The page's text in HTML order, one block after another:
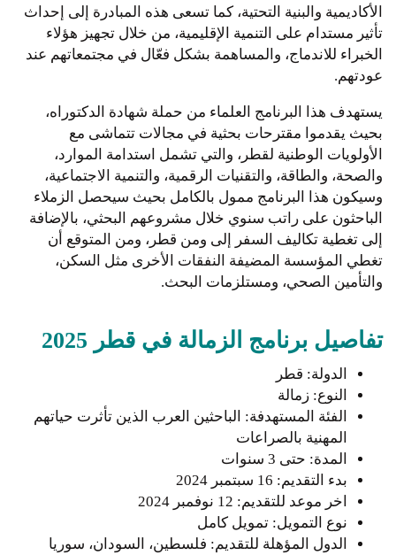
الأكاديمية والبنية التحتية، كما تسعى هذه المبادرة إلى إحداث
تأثير مستدام على التنمية الإقليمية، من خلال تجهيز هؤلاء
الخبراء للاندماج، والمساهمة بشكل فعّال في مجتمعاتهم عند
عودتهم.
يستهدف هذا البرنامج العلماء من حملة شهادة الدكتوراه،
بحيث يقدموا مقترحات بحثية في مجالات تتماشى مع
الأولويات الوطنية لقطر، والتي تشمل استدامة الموارد،
والصحة، والطاقة، والتقنيات الرقمية، والتنمية الاجتماعية،
وسيكون هذا البرنامج ممول بالكامل بحيث سيحصل الزملاء
الباحثون على راتب سنوي خلال مشروعهم البحثي، بالإضافة
إلى تغطية تكاليف السفر إلى ومن قطر، ومن المتوقع أن
تغطي المؤسسة المضيفة النفقات الأخرى مثل السكن،
والتأمين الصحي، ومستلزمات البحث.
تفاصيل برنامج الزمالة في قطر 2025
الدولة: قطر
النوع: زمالة
الفئة المستهدفة: الباحثين العرب الذين تأثرت حياتهم
المهنية بالصراعات
المدة: حتى 3 سنوات
بدء التقديم: 16 سبتمبر 2024
اخر موعد للتقديم: 12 نوفمبر 2024
نوع التمويل: تمويل كامل
الدول المؤهلة للتقديم: فلسطين، السودان، سوريا